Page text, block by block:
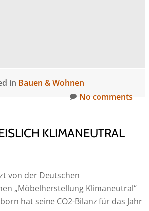
in Bauen & Wohnen
No comments
KLIMANEUTRAL
von der Deutschen
„Möbelherstellung Klimaneutral“
hat seine CO2-Bilanz für das Jahr